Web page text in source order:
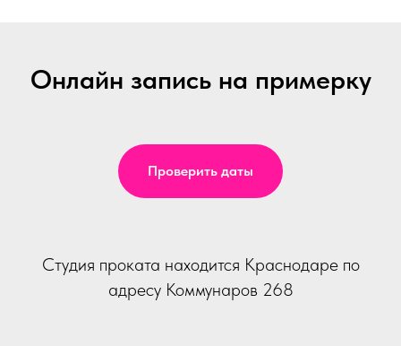
Онлайн запись на примерку
Проверить даты
Студия проката находится Краснодаре по
адресу Коммунаров 268